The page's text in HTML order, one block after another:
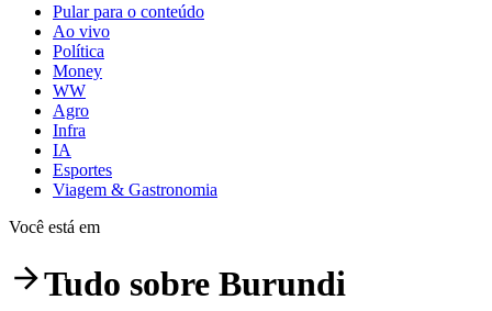
Pular para o conteúdo
Ao vivo
Política
Money
WW
Agro
Infra
IA
Esportes
Viagem & Gastronomia
Você está em
Tudo sobre Burundi